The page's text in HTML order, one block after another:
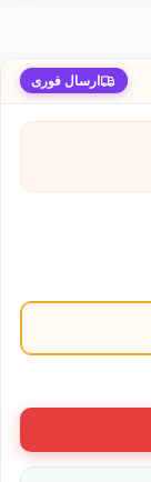
ارسال فوری